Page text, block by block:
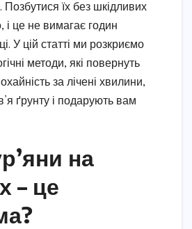
Позбутися їх без шкідливих
і це не вимагає годин
У цій статті ми розкриємо
методи, які повернуть
за лічені хвилини,
ґрунту і подарують вам
на
– це